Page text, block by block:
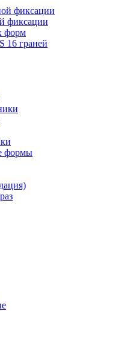
фиксации
фиксации
форм
16 граней
формы